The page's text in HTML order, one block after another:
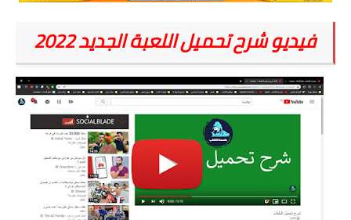
فيديو شرح تحميل اللعبة الجديد 2022